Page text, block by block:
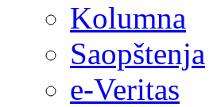
Kolumna
Saopštenja
e-Veritas